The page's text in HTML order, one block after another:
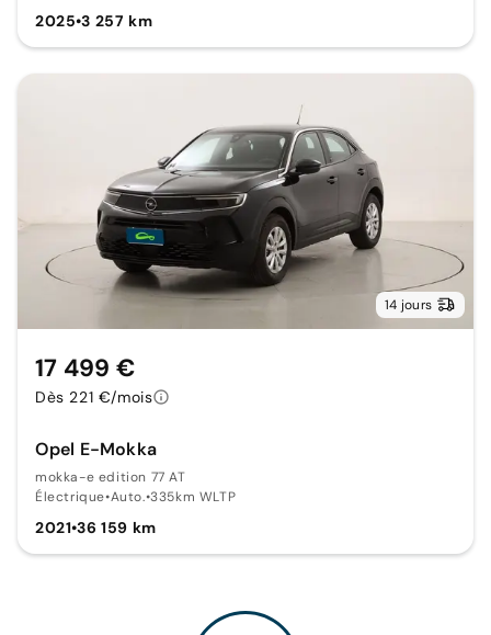
2025•3 257 km
14 jours
Opel E-Mokka
mokka-e edition 77 AT
Électrique•Auto.•335km WLTP
2021•36 159 km
17 499 €
Dès 221 €/mois